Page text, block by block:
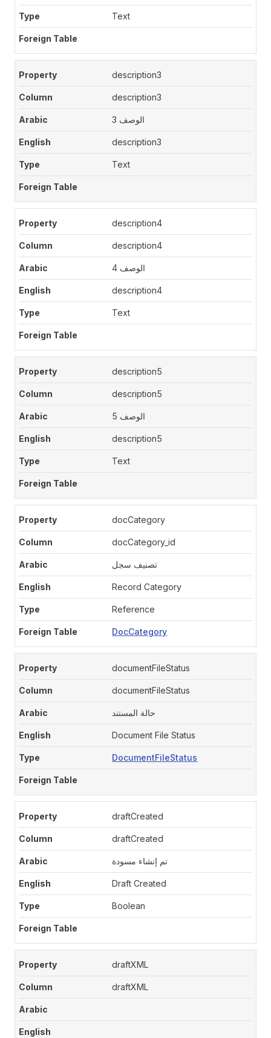
Text
description3
description3
الوصف 3
description3
Text
description4
description4
الوصف 4
description4
Text
description5
description5
الوصف 5
description5
Text
docCategory
docCategory_id
تصنيف سجل
Record Category
Reference
DocCategory
documentFileStatus
documentFileStatus
حالة المستند
Document File Status
DocumentFileStatus
draftCreated
draftCreated
تم إنشاء مسودة
Draft Created
Boolean
draftXML
draftXML